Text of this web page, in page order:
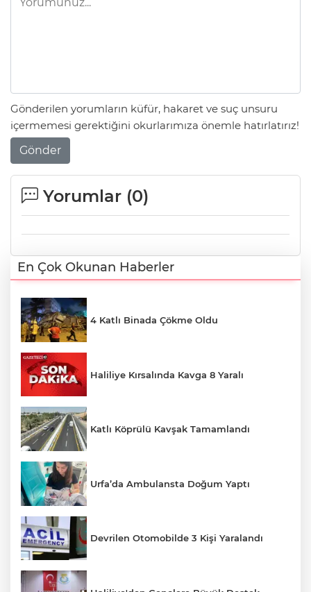
Gönderilen yorumların küfür, hakaret ve suç unsuru
içermemesi gerektiğini okurlarımıza önemle hatırlatırız!
Gönder
Yorumlar (0)
En Çok Okunan Haberler
4 Katlı Binada Çökme Oldu
Haliliye Kırsalında Kavga 8 Yaralı
Katlı Köprülü Kavşak Tamamlandı
Urfa’da Ambulansta Doğum Yaptı
Devrilen Otomobilde 3 Kişi Yaralandı